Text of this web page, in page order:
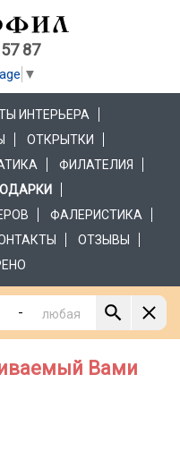
87
▼
ИНТЕРЬЕРА
ОТКРЫТКИ
ФИЛАТЕЛИЯ
ФАЛЕРИСТИКА
ОТЗЫВЫ
-
Вами